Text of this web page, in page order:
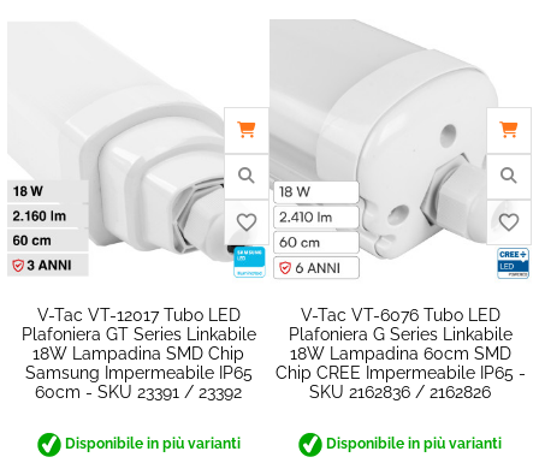
V-Tac VT-12017 Tubo LED
Plafoniera GT Series Linkabile
18W Lampadina SMD Chip
Samsung Impermeabile IP65
60cm - SKU 23391 / 23392
Disponibile in più varianti
V-Tac VT-6076 Tubo LED
Plafoniera G Series Linkabile
18W Lampadina 60cm SMD
Chip CREE Impermeabile IP65 -
SKU 2162836 / 2162826
Disponibile in più varianti